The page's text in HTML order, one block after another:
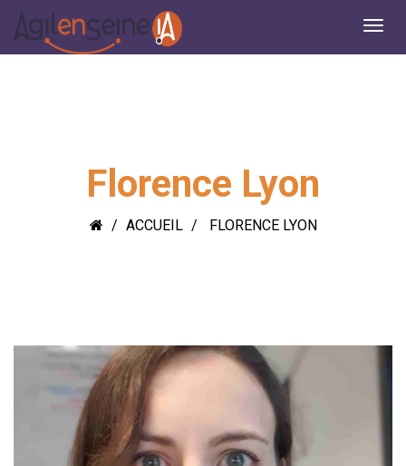
Florence Lyon
ACCUEIL FLORENCE LYON